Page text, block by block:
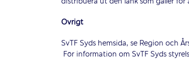
Övrigt
SvTF Syds hemsida, se Region och
För information om SvTF Syds